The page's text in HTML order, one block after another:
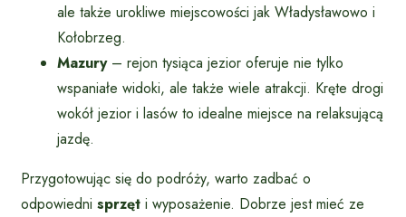
ale także urokliwe miejscowości jak Władysławowo i
Kołobrzeg.
Mazury– rejon tysiąca jezior oferuje nie tylko
wspaniałe widoki, ale także wiele atrakcji. Kręte drogi
wokół jezior i lasów to idealne miejsce na relaksującą
jazdę.
Przygotowując się do podróży, warto zadbać o
odpowiedni sprzęt i wyposażenie. Dobrze jest mieć ze